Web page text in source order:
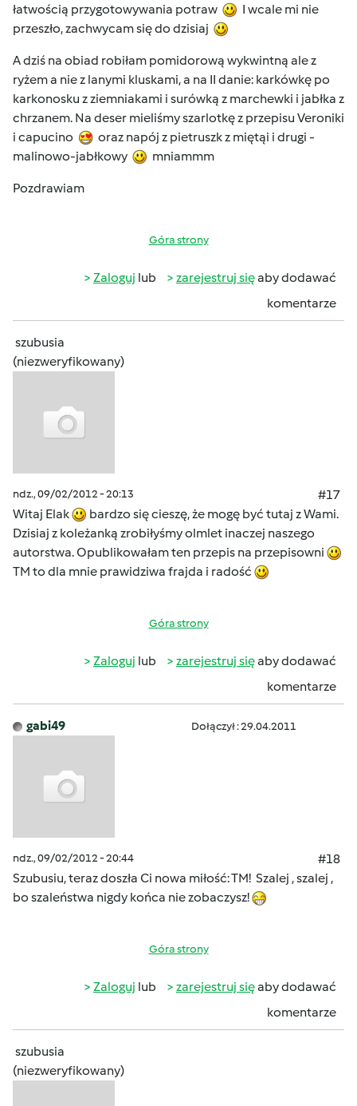
łatwością przygotowywania potraw
I wcale mi nie
przeszło, zachwycam się do dzisiaj
A dziś na obiad robiłam pomidorową wykwintną ale z
ryżem a nie z lanymi kluskami, a na II danie: karkówkę po
karkonosku z ziemniakami i surówką z marchewki i jabłka z
chrzanem. Na deser mieliśmy szarlotkę z przepisu Veroniki
i capucino
oraz napój z pietruszk z miętąi i drugi -
malinowo-jabłkowy
mniammm
Pozdrawiam
Góra strony
Zaloguj lub zarejestruj sięaby dodawać
komentarze
szubusia
(niezweryfikowany)
ndz., 09/02/2012 - 20:13
#17
Witaj Elak
bardzo się cieszę, że mogę być tutaj z Wami.
Dzisiaj z koleżanką zrobiłyśmy olmlet inaczej naszego
autorstwa. Opublikowałam ten przepis na przepisowni
TM to dla mnie prawidziwa frajda i radość
Góra strony
Zaloguj lub zarejestruj sięaby dodawać
komentarze
gabi49 Dołączył : 29.04.2011
ndz., 09/02/2012 - 20:44
#18
Szubusiu, teraz doszła Ci nowa miłość: TM! Szalej , szalej ,
bo szaleństwa nigdy końca nie zobaczysz!
Góra strony
Zaloguj lub zarejestruj sięaby dodawać
komentarze
szubusia
(niezweryfikowany)